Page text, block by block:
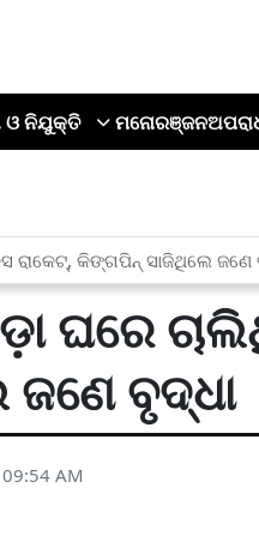
ଓ ନିଯୁକ୍ତି ମନୋରଞ୍ଜନ
ରାକେଟ୍, କିଙ୍ଗପିନ୍ ସାଜିଥିଲେ ଜଣେ
ଘରେ
ବୃଦ୍ଧା
AM